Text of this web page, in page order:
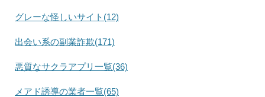
グレーな怪しいサイト(12)
出会い系の副業詐欺(171)
悪質なサクラアプリ一覧(36)
メアド誘導の業者一覧(65)